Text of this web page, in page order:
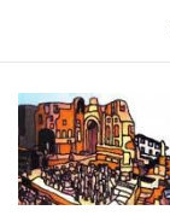
contenuto